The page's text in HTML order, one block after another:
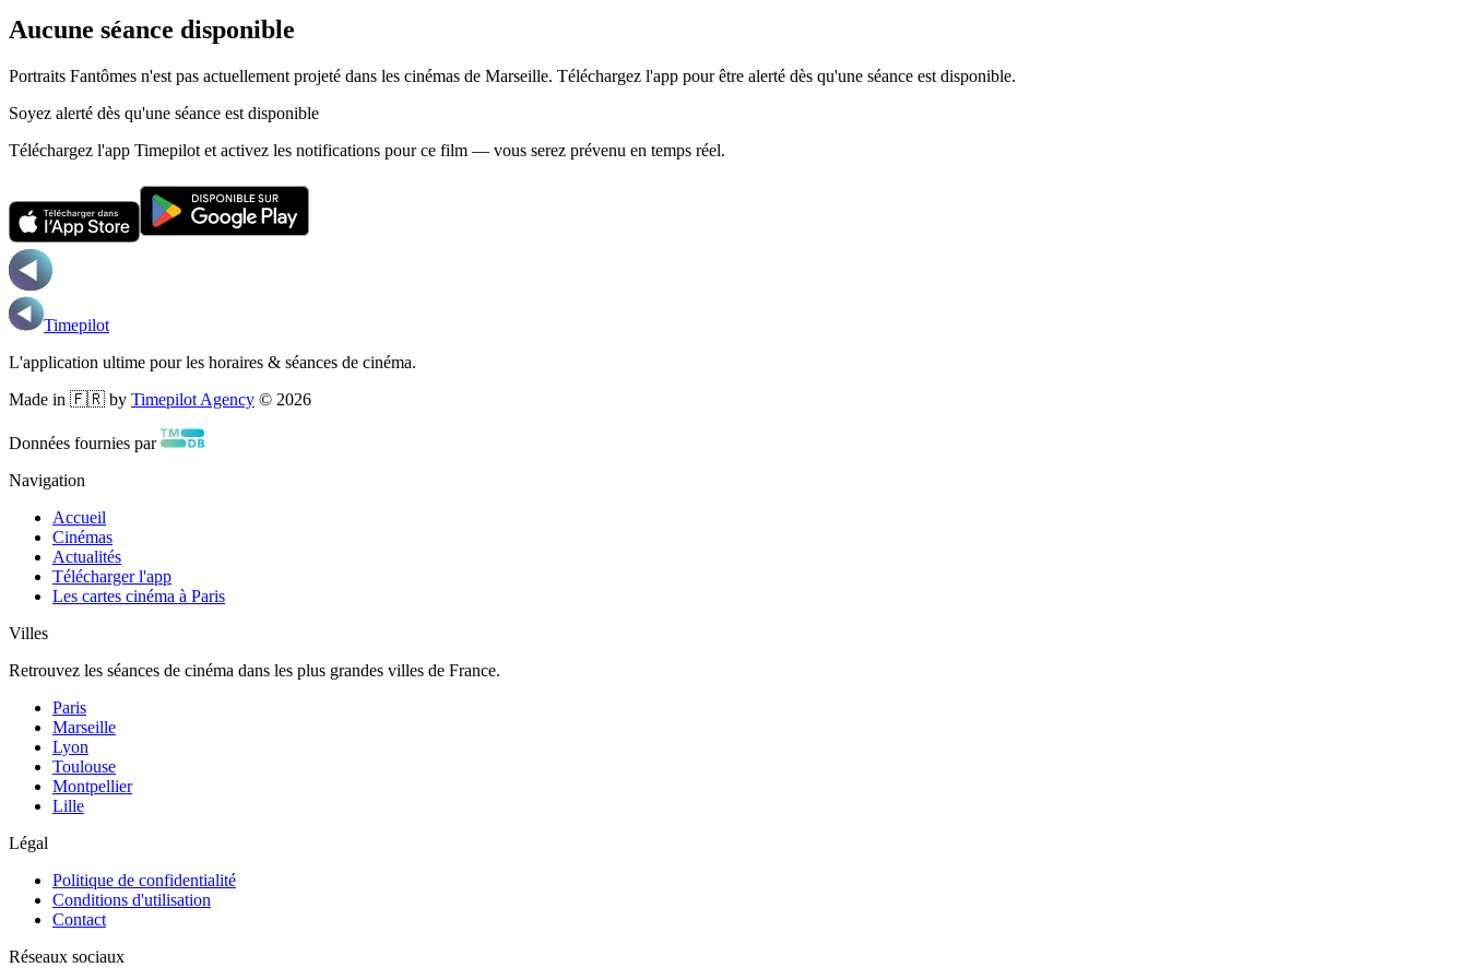
Aucune séance disponible
Portraits Fantômes n'est pas actuellement projeté dans les cinémas de Marseille. Téléchargez l'app pour être alerté dès qu'une séance est disponible.
Soyez alerté dès qu'une séance est disponible
Téléchargez l'app Timepilot et activez les notifications pour ce film — vous serez prévenu en temps réel.
Timepilot
L'application ultime pour les horaires & séances de cinéma.
Made in 🇫🇷 by Timepilot Agency © 2026
Données fournies par
Navigation
Accueil
Cinémas
Actualités
Télécharger l'app
Les cartes cinéma à Paris
Villes
Retrouvez les séances de cinéma dans les plus grandes villes de France.
Paris
Marseille
Lyon
Toulouse
Montpellier
Lille
Légal
Politique de confidentialité
Conditions d'utilisation
Contact
Réseaux sociaux